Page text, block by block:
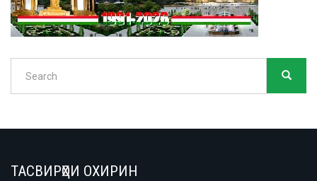
Search
ТАСВИРҲОИ ОХИРИН